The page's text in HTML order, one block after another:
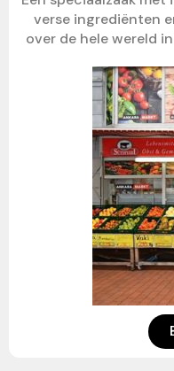
verse ingrediënten
over de hele wereld